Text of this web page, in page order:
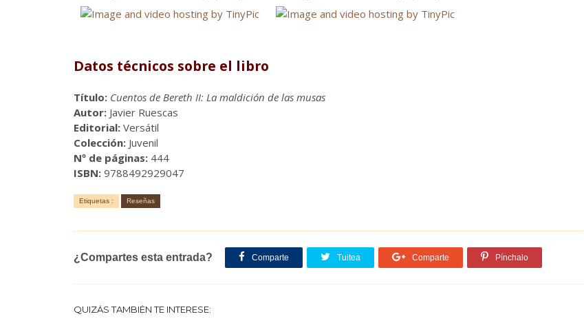
Datos técnicos sobre el libro
Título: Cuentos de Bereth II: La maldición de las musas
Autor: Javier Ruescas
Editorial: Versátil
Colección: Juvenil
Nº de páginas: 444
ISBN: 9788492929047
Etiquetas : Reseñas
¿Compartes esta entrada? Comparte Tuitea Comparte Pínchalo
QUIZÁS TAMBIÉN TE INTERESE: